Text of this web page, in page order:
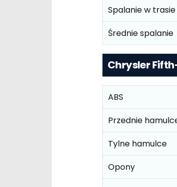
Spalanie w trasie
Średnie spalanie
Chrysler
ABS
Przednie
Tylne hamulce
Opony